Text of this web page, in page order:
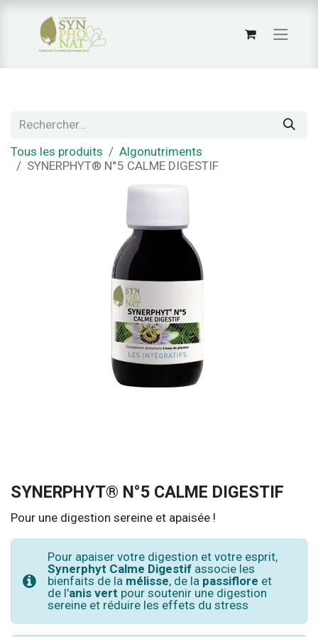
Tous les produits
Algonutriments
SYNERPHYT® N°5 CALME DIGESTIF
SYNERPHYT® N°5 CALME DIGESTIF
Pour une digestion sereine et apaisée !
Pour apaiser votre digestion et votre esprit,
Synerphyt Calme Digestif associe les
bienfaits de la mélisse, de la passiflore et
de l'anis vert pour soutenir une digestion
sereine et réduire les effets du stress